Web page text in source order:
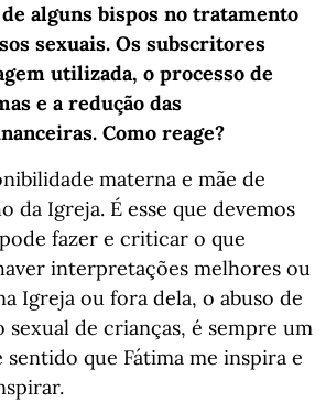
alguns bispos no tratamento
sexuais. Os subscritores
utilizada, o processo de
e a redução das
Como reage?
materna e mãe de
da Igreja. É esse que devemos
fazer e criticar o que
interpretações melhores ou
Igreja ou fora dela, o abuso de
sexual de crianças, é sempre um
sentido que Fátima me inspira e